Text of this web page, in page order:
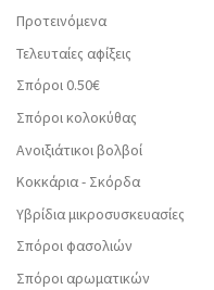
Προτεινόμενα
Τελευταίες αφίξεις
Σπόροι 0.50€
Σπόροι κολοκύθας
Ανοιξιάτικοι βολβοί
Κοκκάρια - Σκόρδα
Υβρίδια μικροσυσκευασίες
Σπόροι φασολιών
Σπόροι αρωματικών